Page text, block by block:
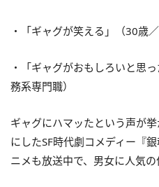
・「ギャグが笑える」（30歳
・「ギャグがおもしろいと思
務系専門職）
ギャグにハマッたという声が
にしたSF時代劇コメディー『
ニメも放送中で、男女に人気の